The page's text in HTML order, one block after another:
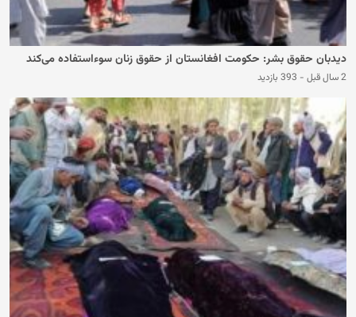
دیدبان حقوق بشر: حکومت افغانستان از حقوق زنان سوءاستفاده می‌کند
2 سال قبل - 393 بازدید